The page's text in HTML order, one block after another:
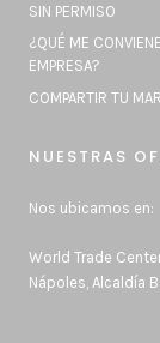
SIN PERMISO
¿QUÉ ME
EMPRESA?
COMPARTIR TU
NUESTRAS
Nos ubicamos en:
World Trade
Nápoles, Alcaldía